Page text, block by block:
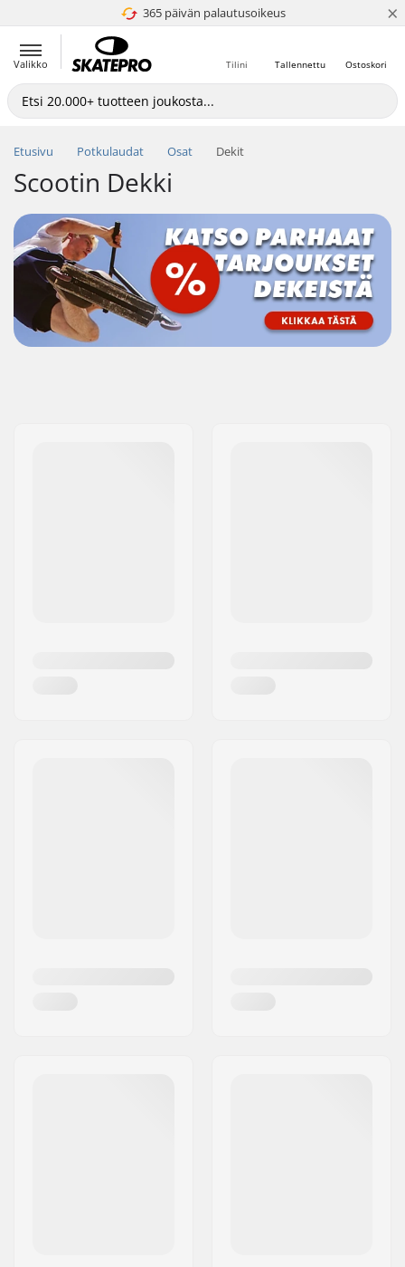
365 päivän palautusoikeus
4.8 / 5 ×
Valikko Ostoskori
Tallennettu
Tilini
Etusivu Potkulaudat Osat Dekit
Scootin Dekki